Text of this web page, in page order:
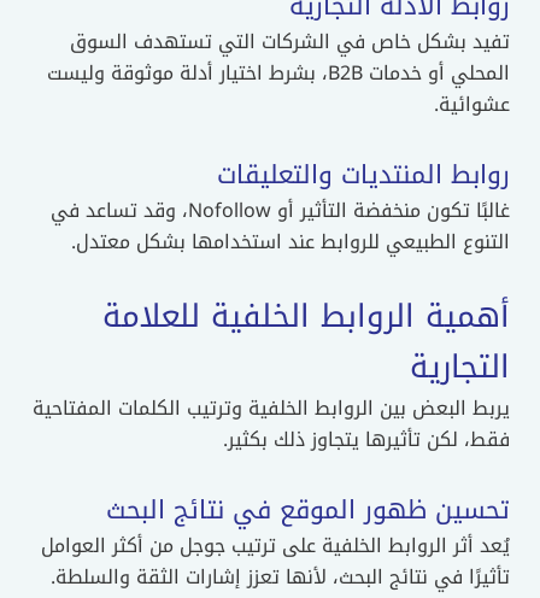
تفيد بشكل خاص في الشركات التي تستهدف السوق
المحلي أو خدمات B2B، بشرط اختيار أدلة موثوقة وليست
عشوائية.
روابط المنتديات والتعليقات
غالبًا تكون منخفضة التأثير أو Nofollow، وقد تساعد في
التنوع الطبيعي للروابط عند استخدامها بشكل معتدل.
أهمية الروابط الخلفية للعلامة
التجارية
يربط البعض بين الروابط الخلفية وترتيب الكلمات المفتاحية
فقط، لكن تأثيرها يتجاوز ذلك بكثير.
تحسين ظهور الموقع في نتائج البحث
يُعد أثر الروابط الخلفية على ترتيب جوجل من أكثر العوامل
تأثيرًا في نتائج البحث، لأنها تعزز إشارات الثقة والسلطة.